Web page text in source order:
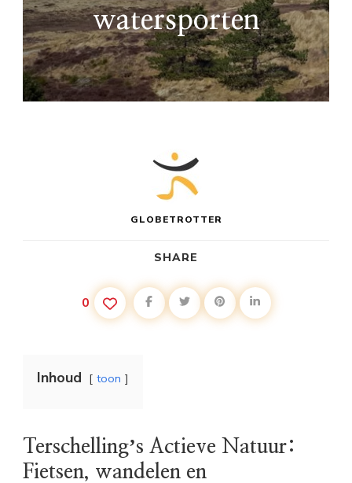
watersporten
GLOBETROTTER
SHARE
0
Inhoud toon
Terschellingʼs Actieve Natuur:
Fietsen, wandelen en